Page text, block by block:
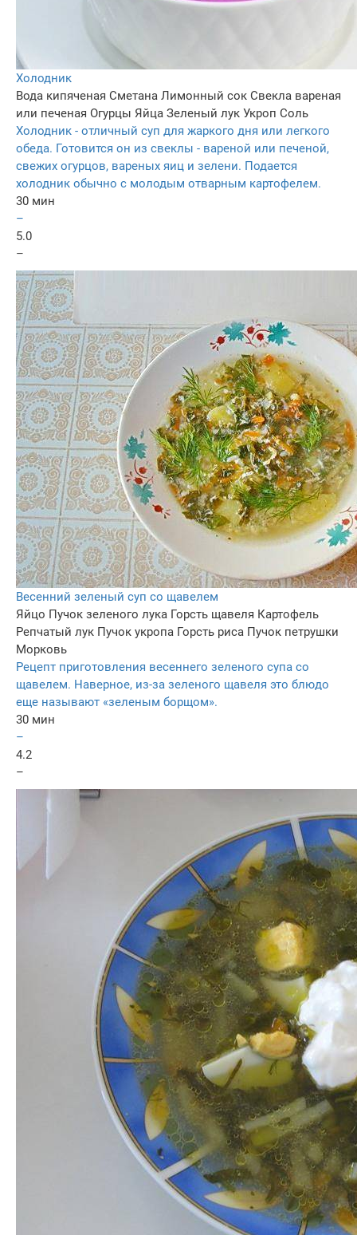
Холодник
Вода кипяченая Сметана Лимонный сок Свекла вареная
или печеная Огурцы Яйца Зеленый лук Укроп Соль
Холодник - отличный суп для жаркого дня или легкого
обеда. Готовится он из свеклы - вареной или печеной,
свежих огурцов, вареных яиц и зелени. Подается
холодник обычно с молодым отварным картофелем.
30 мин
–
5.0
–
Весенний зеленый суп со щавелем
Яйцо Пучок зеленого лука Горсть щавеля Картофель
Репчатый лук Пучок укропа Горсть риса Пучок петрушки
Морковь
Рецепт приготовления весеннего зеленого супа со
щавелем. Наверное, из-за зеленого щавеля это блюдо
еще называют «зеленым борщом».
30 мин
–
4.2
–